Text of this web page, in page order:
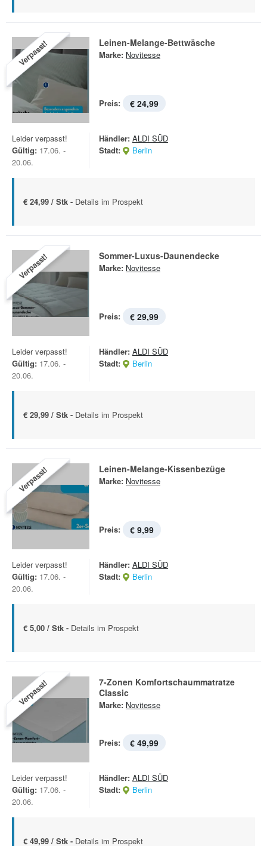
Verpasst! Leinen-Melange-Bettwäsche
Marke: Novitesse
Preis: € 24,99
Leider verpasst!
Gültig: 17.06. -
20.06.
Händler: ALDI SÜD
Stadt:
Berlin
€ 24,99 / Stk - Details im Prospekt
Verpasst! Sommer-Luxus-Daunendecke
Marke: Novitesse
Preis: € 29,99
Leider verpasst!
Gültig: 17.06. -
20.06.
Händler: ALDI SÜD
Stadt:
Berlin
€ 29,99 / Stk - Details im Prospekt
Verpasst! Leinen-Melange-Kissenbezüge
Marke: Novitesse
Preis: € 9,99
Leider verpasst!
Gültig: 17.06. -
20.06.
Händler: ALDI SÜD
Stadt:
Berlin
€ 5,00 / Stk - Details im Prospekt
Verpasst!
7-Zonen Komfortschaummatratze
Classic
Marke: Novitesse
Preis: € 49,99
Leider verpasst!
Gültig: 17.06. -
20.06.
Händler: ALDI SÜD
Stadt:
Berlin
€ 49,99 / Stk - Details im Prospekt